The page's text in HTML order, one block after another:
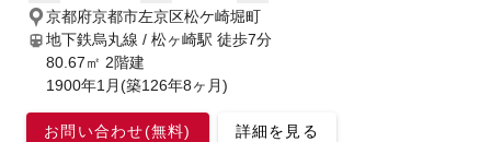
京都府京都市左京区松ケ崎堀町
地下鉄烏丸線 / 松ヶ崎駅 徒歩7分
80.67㎡ 2階建
1900年1月(築126年8ヶ月)
お問い合わせ(無料) 詳細を見る